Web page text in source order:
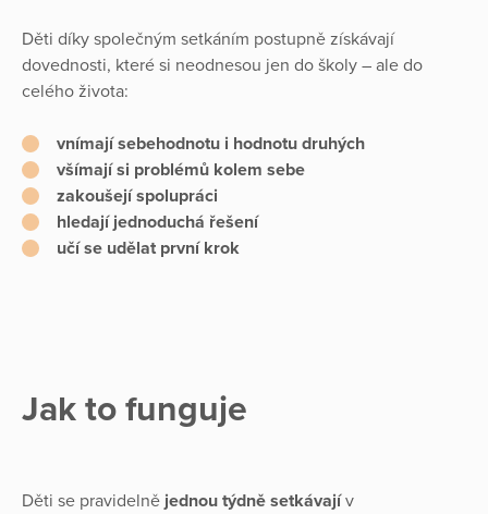
Děti díky společným setkáním postupně získávají
dovednosti, které si neodnesou jen do školy – ale do
celého života:
vnímají sebehodnotu i hodnotu druhých
všímají si problémů kolem sebe
zakoušejí spolupráci
hledají jednoduchá řešení
učí se udělat první krok
Jak to funguje
Děti se pravidelně jednou týdně setkávajív